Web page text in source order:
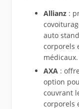
Allianz:
auto
corporels
médicaux.
AXA :
option
couvrant
corporels